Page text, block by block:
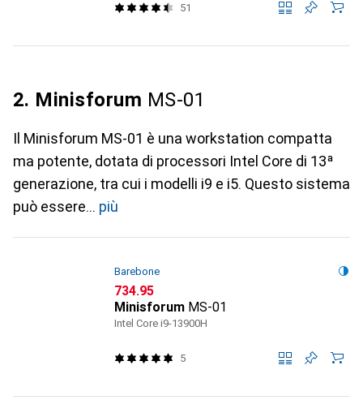
51
2. Minisforum MS-01
Il Minisforum MS-01 è una workstation compatta
ma potente, dotata di processori Intel Core di 13ª
generazione, tra cui i modelli i9 e i5. Questo sistema
può essere
più
Barebone
CHF
734.95
Minisforum MS-01
Intel Core i9-13900H
5